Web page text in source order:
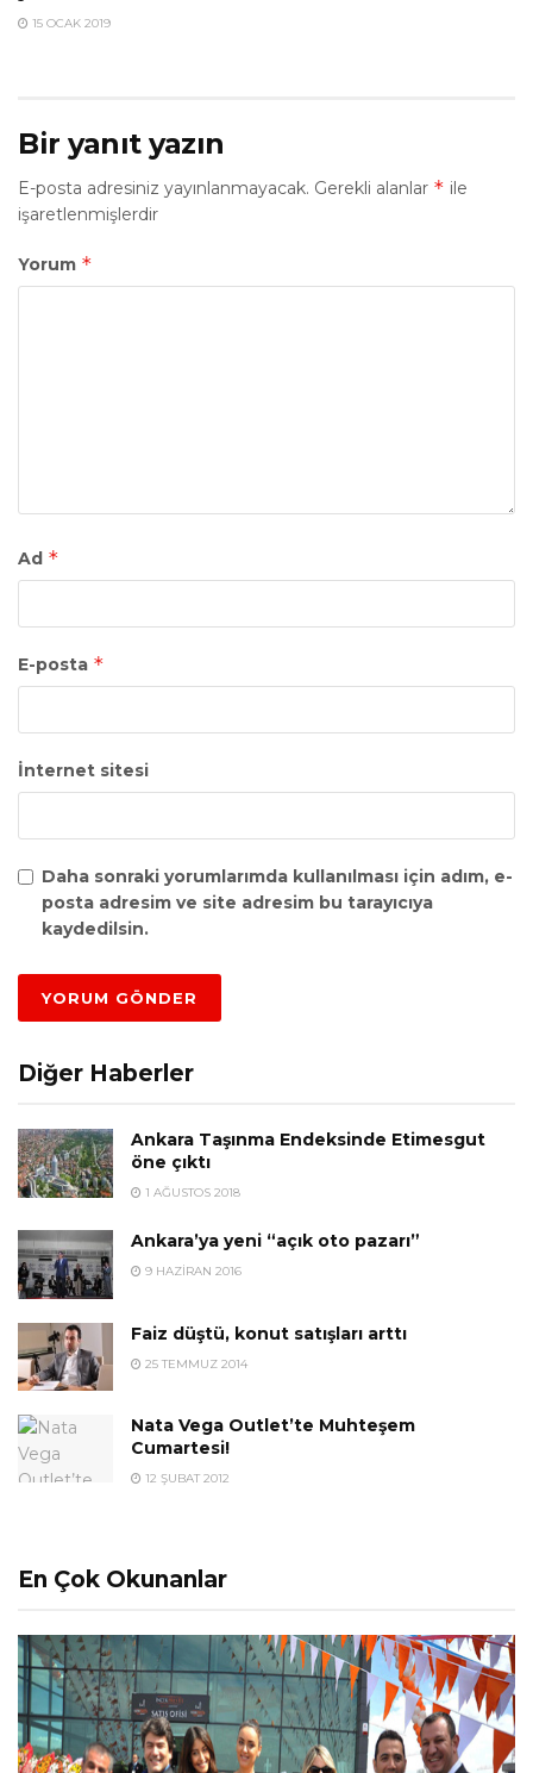
15 OCAK 2019
Bir yanıt yazın
E-posta adresiniz yayınlanmayacak. Gerekli alanlar * ile
işaretlenmişlerdir
Yorum *
Ad *
E-posta *
İnternet sitesi
Daha sonraki yorumlarımda kullanılması için adım, e-
posta adresim ve site adresim bu tarayıcıya
kaydedilsin.
Diğer Haberler
Ankara Taşınma Endeksinde Etimesgut
öne çıktı
1 AĞUSTOS 2018
Ankara’ya yeni “açık oto pazarı”
9 HAZIRAN 2016
Faiz düştü, konut satışları arttı
25 TEMMUZ 2014
Nata Vega Outlet’te Muhteşem
Cumartesi!
12 ŞUBAT 2012
En Çok Okunanlar